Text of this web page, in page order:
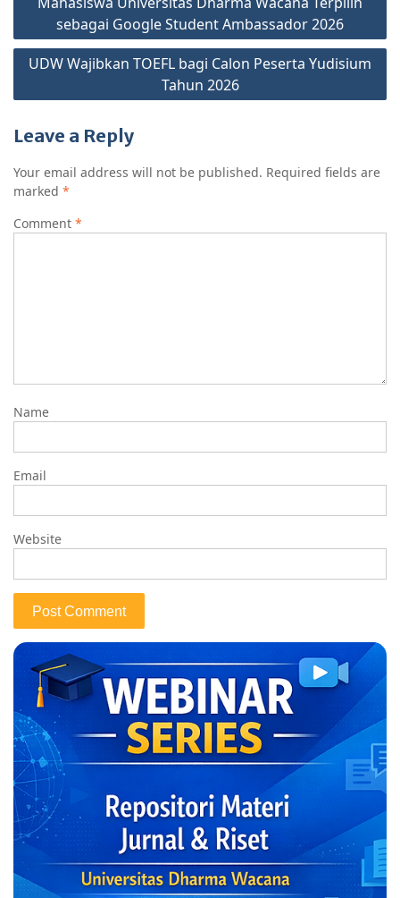
o
o
k
p
p
n
k
navigation
sebagai Google Student Ambassador 2026
UDW Wajibkan TOEFL bagi Calon Peserta Yudisium
Tahun 2026
Leave a Reply
Your email address will not be published. Required fields are
marked *
Comment *
Name
Email
Website